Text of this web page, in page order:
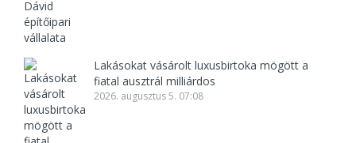
Lakásokat vásárolt luxusbirtoka mögött a
fiatal ausztrál milliárdos
2026. augusztus 5. 07:08